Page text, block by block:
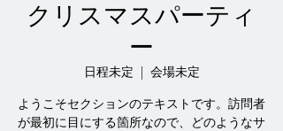
クリスマスパーティ
ー
日程未定
  |
会場未定
ようこそセクションのテキストです。訪問者
が最初に目にする箇所なので、どのようなサ